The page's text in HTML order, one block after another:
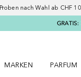
nach Wahl ab CHF
MARKEN
PARFUM